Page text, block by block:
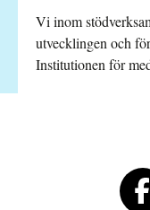
Vi inom
utvecklingen och
Institutionen för